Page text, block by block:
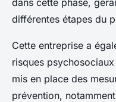
dans cette phase,
différentes étapes du
Cette entreprise a
risques
mis en place des
prévention,